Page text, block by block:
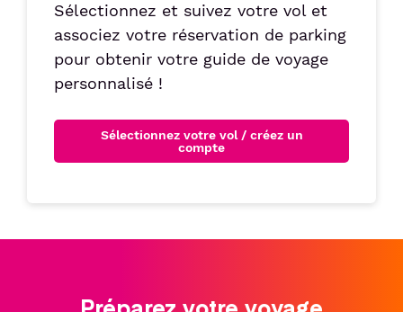
Sélectionnez et suivez votre vol et
associez votre réservation de parking
pour obtenir votre guide de voyage
personnalisé !
Sélectionnez votre vol / créez un
compte